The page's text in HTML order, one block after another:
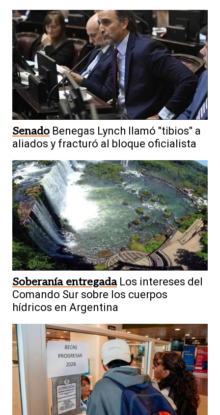
Senado Benegas Lynch llamó "tibios" a
aliados y fracturó al bloque oficialista
Soberanía entregada Los intereses del
Comando Sur sobre los cuerpos
hídricos en Argentina